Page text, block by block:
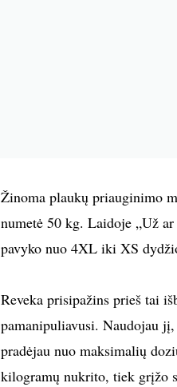
Žinoma plaukų priauginimo
numetė 50 kg. Laidoje „Už
pavyko nuo 4XL iki XS
Reveka prisipažins prieš tai
pamanipuliavusi. Naudojau
pradėjau nuo maksimalių
kilogramų nukrito, tiek grįžo